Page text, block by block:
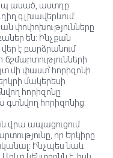
ասած, աստղը
գլխավերևում:
փոփոխությունները
են: Ինչքան
է բարձրանում
ճշմարտությունների
մի փաստ՝ հորիզոնի
մակերեսի
հորիզոնը
գտնվող հորիզոնից:
վրա ապացուցում
որ Երկիրը
Ինչպես նաև